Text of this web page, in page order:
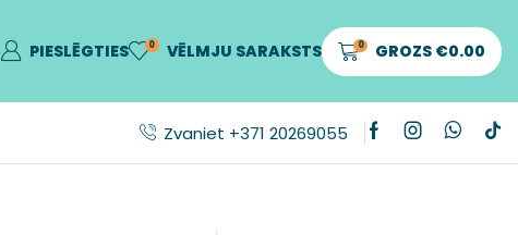
PIESLĒGTIES 0 VĒLMJU SARAKSTS 0 GROZS €0.00
Zvaniet +371 20269055